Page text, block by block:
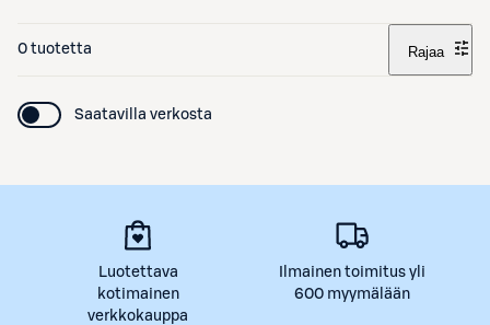
0 tuotetta Rajaa
Saatavilla verkosta
Luotettava
kotimainen
verkkokauppa
Ilmainen toimitus yli
600 myymälään